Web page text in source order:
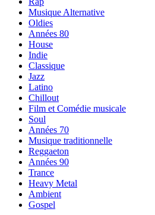
Musique Alternative
Oldies
Années 80
House
Indie
Classique
Jazz
Latino
Chillout
Film et Comédie musicale
Soul
Années 70
Musique traditionnelle
Reggaeton
Années 90
Trance
Heavy Metal
Ambient
Gospel